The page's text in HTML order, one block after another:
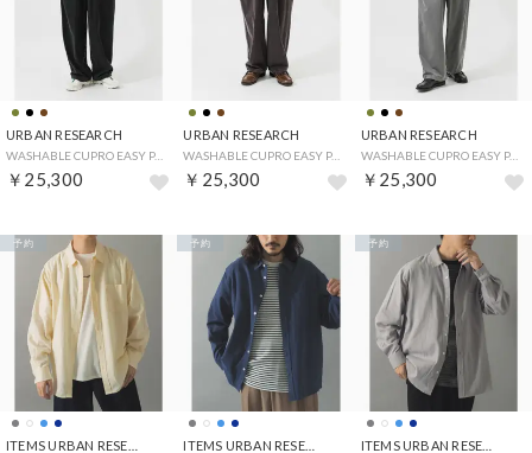
URBAN RESEARCH
WASHABLE CUPRO EASY PANTS （ブラック）
￥25,300
URBAN RESEARCH
WASHABLE CUPRO EASY PANTS （ブラウン）
￥25,300
URBAN RESEARCH
WASHABLE CUPRO EASY PANTS （カーキ）
￥25,300
予約
ITEMS URBAN RESEARCH
予約 予約